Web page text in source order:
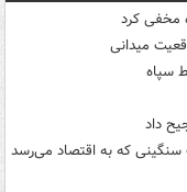
مخفی کرد
میدانی
سپاه
داد
که به اقتصاد می‌رسد